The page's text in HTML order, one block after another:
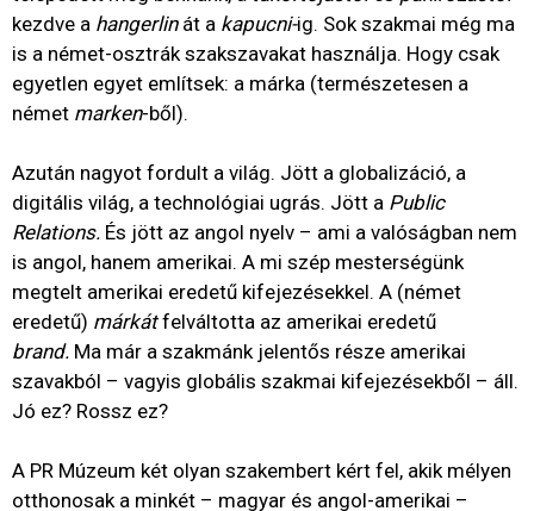
kezdve a hangerlinát a kapucni-ig. Sok szakmai még ma
is a német-osztrák szakszavakat használja. Hogy csak
egyetlen egyet említsek: a márka (természetesen a
német marken-ből).
Azután nagyot fordult a világ. Jött a globalizáció, a
digitális világ, a technológiai ugrás. Jött a Public
Relations. És jött az angol nyelv – ami a valóságban nem
is angol, hanem amerikai. A mi szép mesterségünk
megtelt amerikai eredetű kifejezésekkel. A (német
eredetű) márkátfelváltotta az amerikai eredetű
brand. Ma már a szakmánk jelentős része amerikai
szavakból – vagyis globális szakmai kifejezésekből – áll.
Jó ez? Rossz ez?
A PR Múzeum két olyan szakembert kért fel, akik mélyen
otthonosak a minkét – magyar és angol-amerikai –